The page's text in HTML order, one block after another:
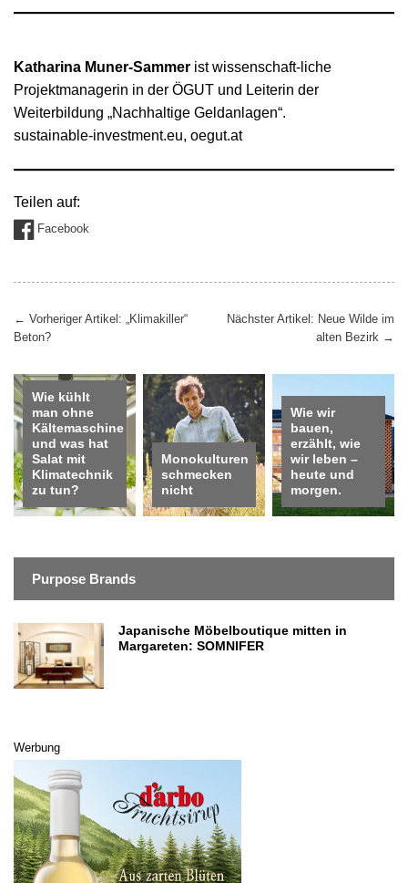
Katharina Muner-Sammer ist wissenschaft-liche
Projektmanagerin in der ÖGUT und Leiterin der
Weiterbildung „Nachhaltige Geldanlagen“.
sustainable-investment.eu, oegut.at
Teilen auf:
Facebook
← Vorheriger Artikel: „Klimakiller“
Beton?
Nächster Artikel: Neue Wilde im
alten Bezirk →
Wie kühlt
man ohne
Kältemaschine
und was hat
Salat mit
Klimatechnik
zu tun?
Monokulturen
schmecken
nicht
Wie wir
bauen,
erzählt, wie
wir leben –
heute und
morgen.
Purpose Brands
Japanische Möbelboutique mitten in
Margareten: SOMNIFER
Werbung